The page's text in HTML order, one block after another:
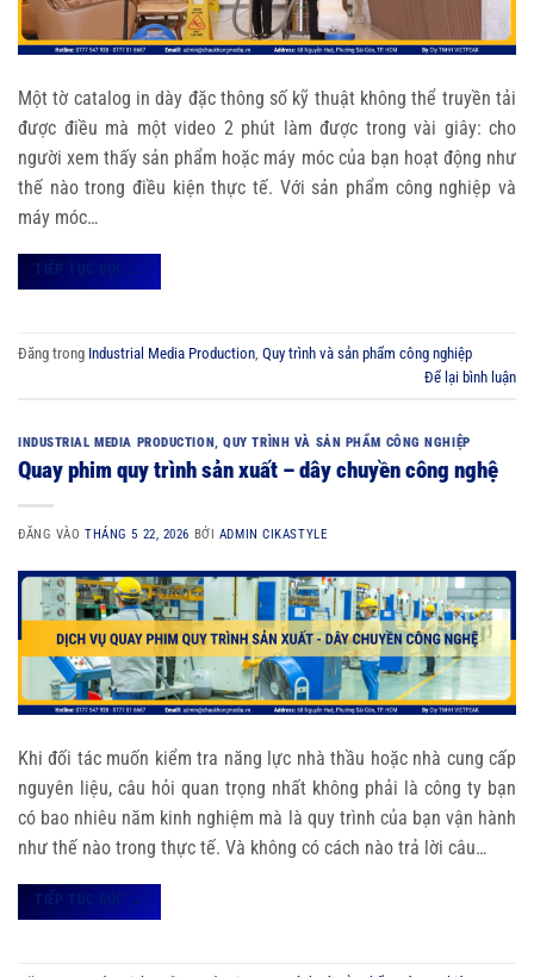
Một tờ catalog in dày đặc thông số kỹ thuật không thể truyền tải
được điều mà một video 2 phút làm được trong vài giây: cho
người xem thấy sản phẩm hoặc máy móc của bạn hoạt động như
thế nào trong điều kiện thực tế. Với sản phẩm công nghiệp và
máy móc…
TIẾP TỤC ĐỌC →
Đăng trong Industrial Media Production Quy trình và sản phẩm công nghiệp
Để lại bình luận
INDUSTRIAL MEDIA PRODUCTION,QUY TRÌNH VÀ SẢN PHẨM CÔNG NGHIỆP
Quay phim quy trình sản xuất – dây chuyền công nghệ
ĐĂNG VÀOTHÁNG 5 22, 2026 BỞI ADMIN CIKASTYLE
Khi đối tác muốn kiểm tra năng lực nhà thầu hoặc nhà cung cấp
nguyên liệu, câu hỏi quan trọng nhất không phải là công ty bạn
có bao nhiêu năm kinh nghiệm mà là quy trình của bạn vận hành
như thế nào trong thực tế. Và không có cách nào trả lời câu…
TIẾP TỤC ĐỌC →